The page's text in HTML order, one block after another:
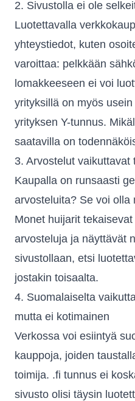
2. Sivustolla ei ole
Luotettavalla
yhteystiedot, kuten
varoittaa: pelkkään
lomakkeeseen ei voi
yrityksillä on myös
yrityksen Y-tunnus.
saatavilla on
3. Arvostelut vaikuttavat
Kaupalla on runsaasti
arvosteluita? Se voi olla
Monet huijarit
arvosteluja ja näyttävät
sivustollaan, etsi
jostakin toisaalta.
4. Suomalaiselta
mutta ei kotimainen
Verkossa voi esiintyä
kauppoja, joiden
toimija. .fi tunnus ei
sivusto olisi täysin